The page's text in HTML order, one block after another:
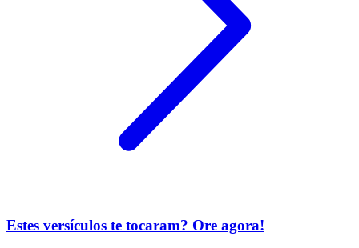
Estes versículos te tocaram? Ore agora!